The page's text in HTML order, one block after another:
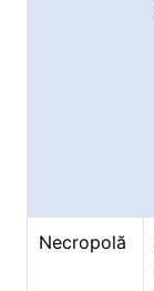
Necropolă